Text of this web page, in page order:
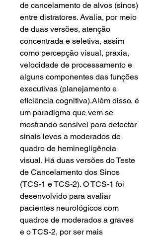
de cancelamento de alvos (sinos)
entre distratores. Avalia, por meio
de duas versões, atenção
concentrada e seletiva, assim
como percepção visual, praxia,
velocidade de processamento e
alguns componentes das funções
executivas (planejamento e
eficiência cognitiva).Além disso, é
um paradigma que vem se
mostrando sensível para detectar
sinais leves a moderados de
quadro de heminegligência
visual. Há duas versões do Teste
de Cancelamento dos Sinos
(TCS-1 e TCS-2). O TCS-1 foi
desenvolvido para avaliar
pacientes neurológicos com
quadros de moderados a graves
e o TCS-2, por ser mais